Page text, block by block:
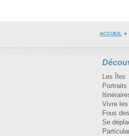
ACCUEIL
Les Îles
Portraits
Vivre
Fous
Se